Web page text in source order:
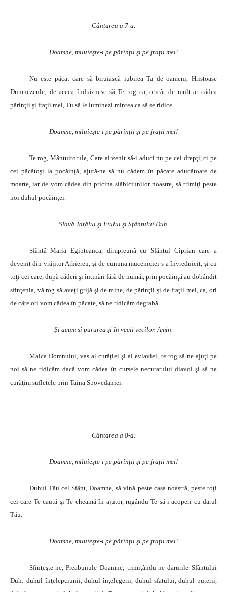
Cântarea a 7-a:
Doamne, miluieşte-i pe părinţii şi pe fraţii mei!
Nu este păcat care să biruiască iubirea Ta de oameni, Hristoase
Dumnezeule; de aceea îndrăznesc să Te rog ca, oricât de mult ar cădea
părinţii şi fraţii mei, Tu să le luminezi mintea ca să se ridice.
Doamne, miluieşte-i pe părinţii şi pe fraţii mei!
Te rog, Mântuitorule, Care ai venit să-i aduci nu pe cei drepţi, ci pe
cei păcătoşi la pocăinţă, ajută-ne să nu cădem în păcate aducătoare de
moarte, iar de vom cădea din pricina slăbiciunilor noastre, să trimiţi peste
noi duhul pocăinţei.
Slavă Tatălui şi Fiului şi Sfântului Duh.
Sfântă Maria Egipteanca, dimpreună cu Sfântul Ciprian care a
devenit din vrăjitor Arhiereu, şi de cununa muceniciei s-a învrednicit, şi cu
toţi cei care, după căderi şi întinări fără de număr, prin pocăinţă au dobândit
sfinţenia, vă rog să aveţi grijă şi de mine, de părinţii şi de fraţii mei, ca, ori
de câte ori vom cădea în păcate, să ne ridicăm degrabă.
Şi acum şi pururea şi în vecii vecilor. Amin.
Maica Domnului, vas al curăţiei şi al evlaviei, te rog să ne ajuţi pe
noi să ne ridicăm dacă vom cădea în cursele necuratului diavol şi să ne
curăţim sufletele prin Taina Spovedaniei.
Cântarea a 8-a:
Doamne, miluieşte-i pe părinţii şi pe fraţii mei!
Duhul Tău cel Sfânt, Doamne, să vină peste casa noastră, peste toţi
cei care Te caută şi Te cheamă în ajutor, rugându-Te să-i acoperi cu darul
Tău.
Doamne, miluieşte-i pe părinţii şi pe fraţii mei!
Sfinţeşte-ne, Preabunule Doamne, trimiţându-ne darurile Sfântului
Duh: duhul înţelepciunii, duhul înţelegerii, duhul sfatului, duhul puterii,